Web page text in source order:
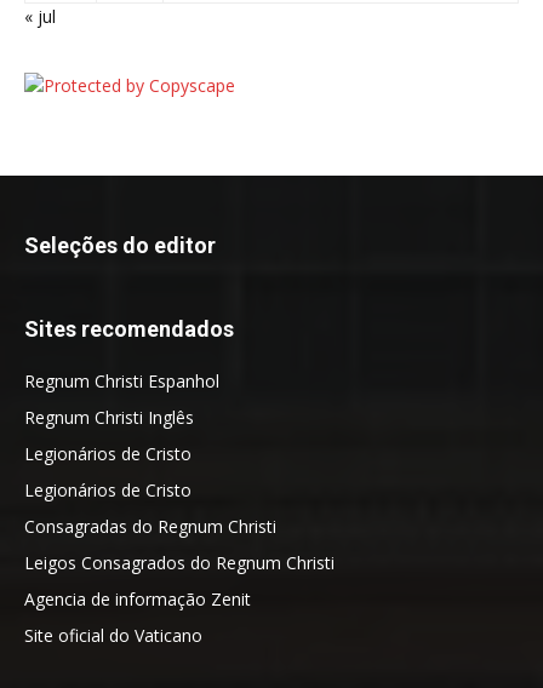
« jul
Seleções do editor
Sites recomendados
Regnum Christi Espanhol
Regnum Christi Inglês
Legionários de Cristo
Legionários de Cristo
Consagradas do Regnum Christi
Leigos Consagrados do Regnum Christi
Agencia de informação Zenit
Site oficial do Vaticano